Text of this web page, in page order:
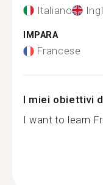
Italiano
IMPARA
Francese
I miei obiettivi
I want to learn